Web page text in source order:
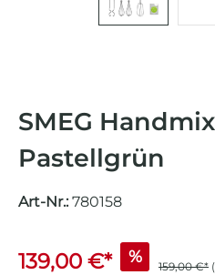
SMEG
Pastellgrün
Art-Nr.: 780158
139,00 €* % 159,00 €*